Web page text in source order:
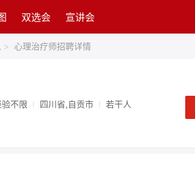
双选会 宣讲会
> 心理治疗师招聘详情
验不限 四川省,自贡市 若干人